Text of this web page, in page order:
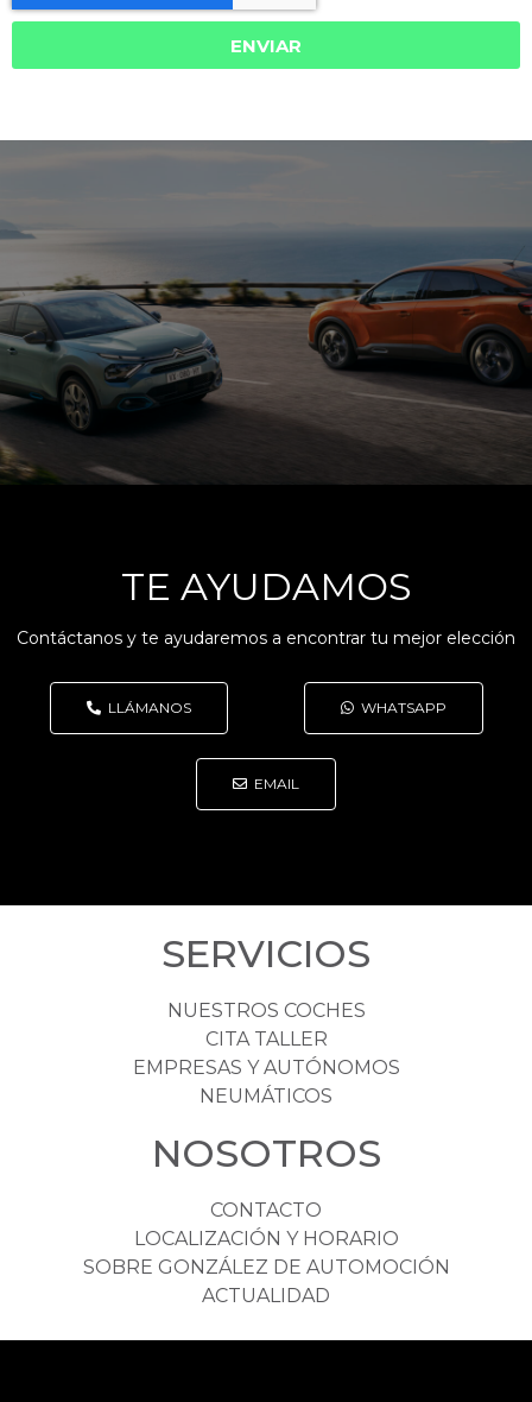
ENVIAR
TE AYUDAMOS
Contáctanos y te ayudaremos a encontrar tu mejor elección
LLÁMANOS WHATSAPP
EMAIL
SERVICIOS
NUESTROS COCHES
CITA TALLER
EMPRESAS Y AUTÓNOMOS
NEUMÁTICOS
NOSOTROS
CONTACTO
LOCALIZACIÓN Y HORARIO
SOBRE GONZÁLEZ DE AUTOMOCIÓN
ACTUALIDAD